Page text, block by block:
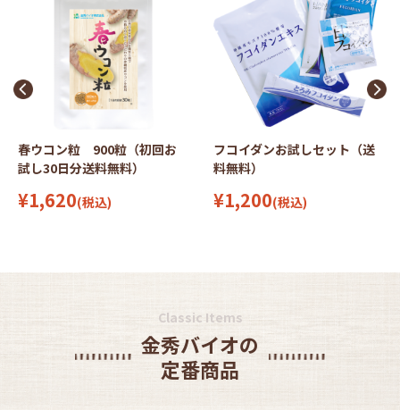
春ウコン粒 900粒（初回お
試し30日分送料無料）
¥1,620(税込)
フコイダンお試しセット（送
料無料）
¥1,200(税込)
Classic Items
金秀バイオの
定番商品